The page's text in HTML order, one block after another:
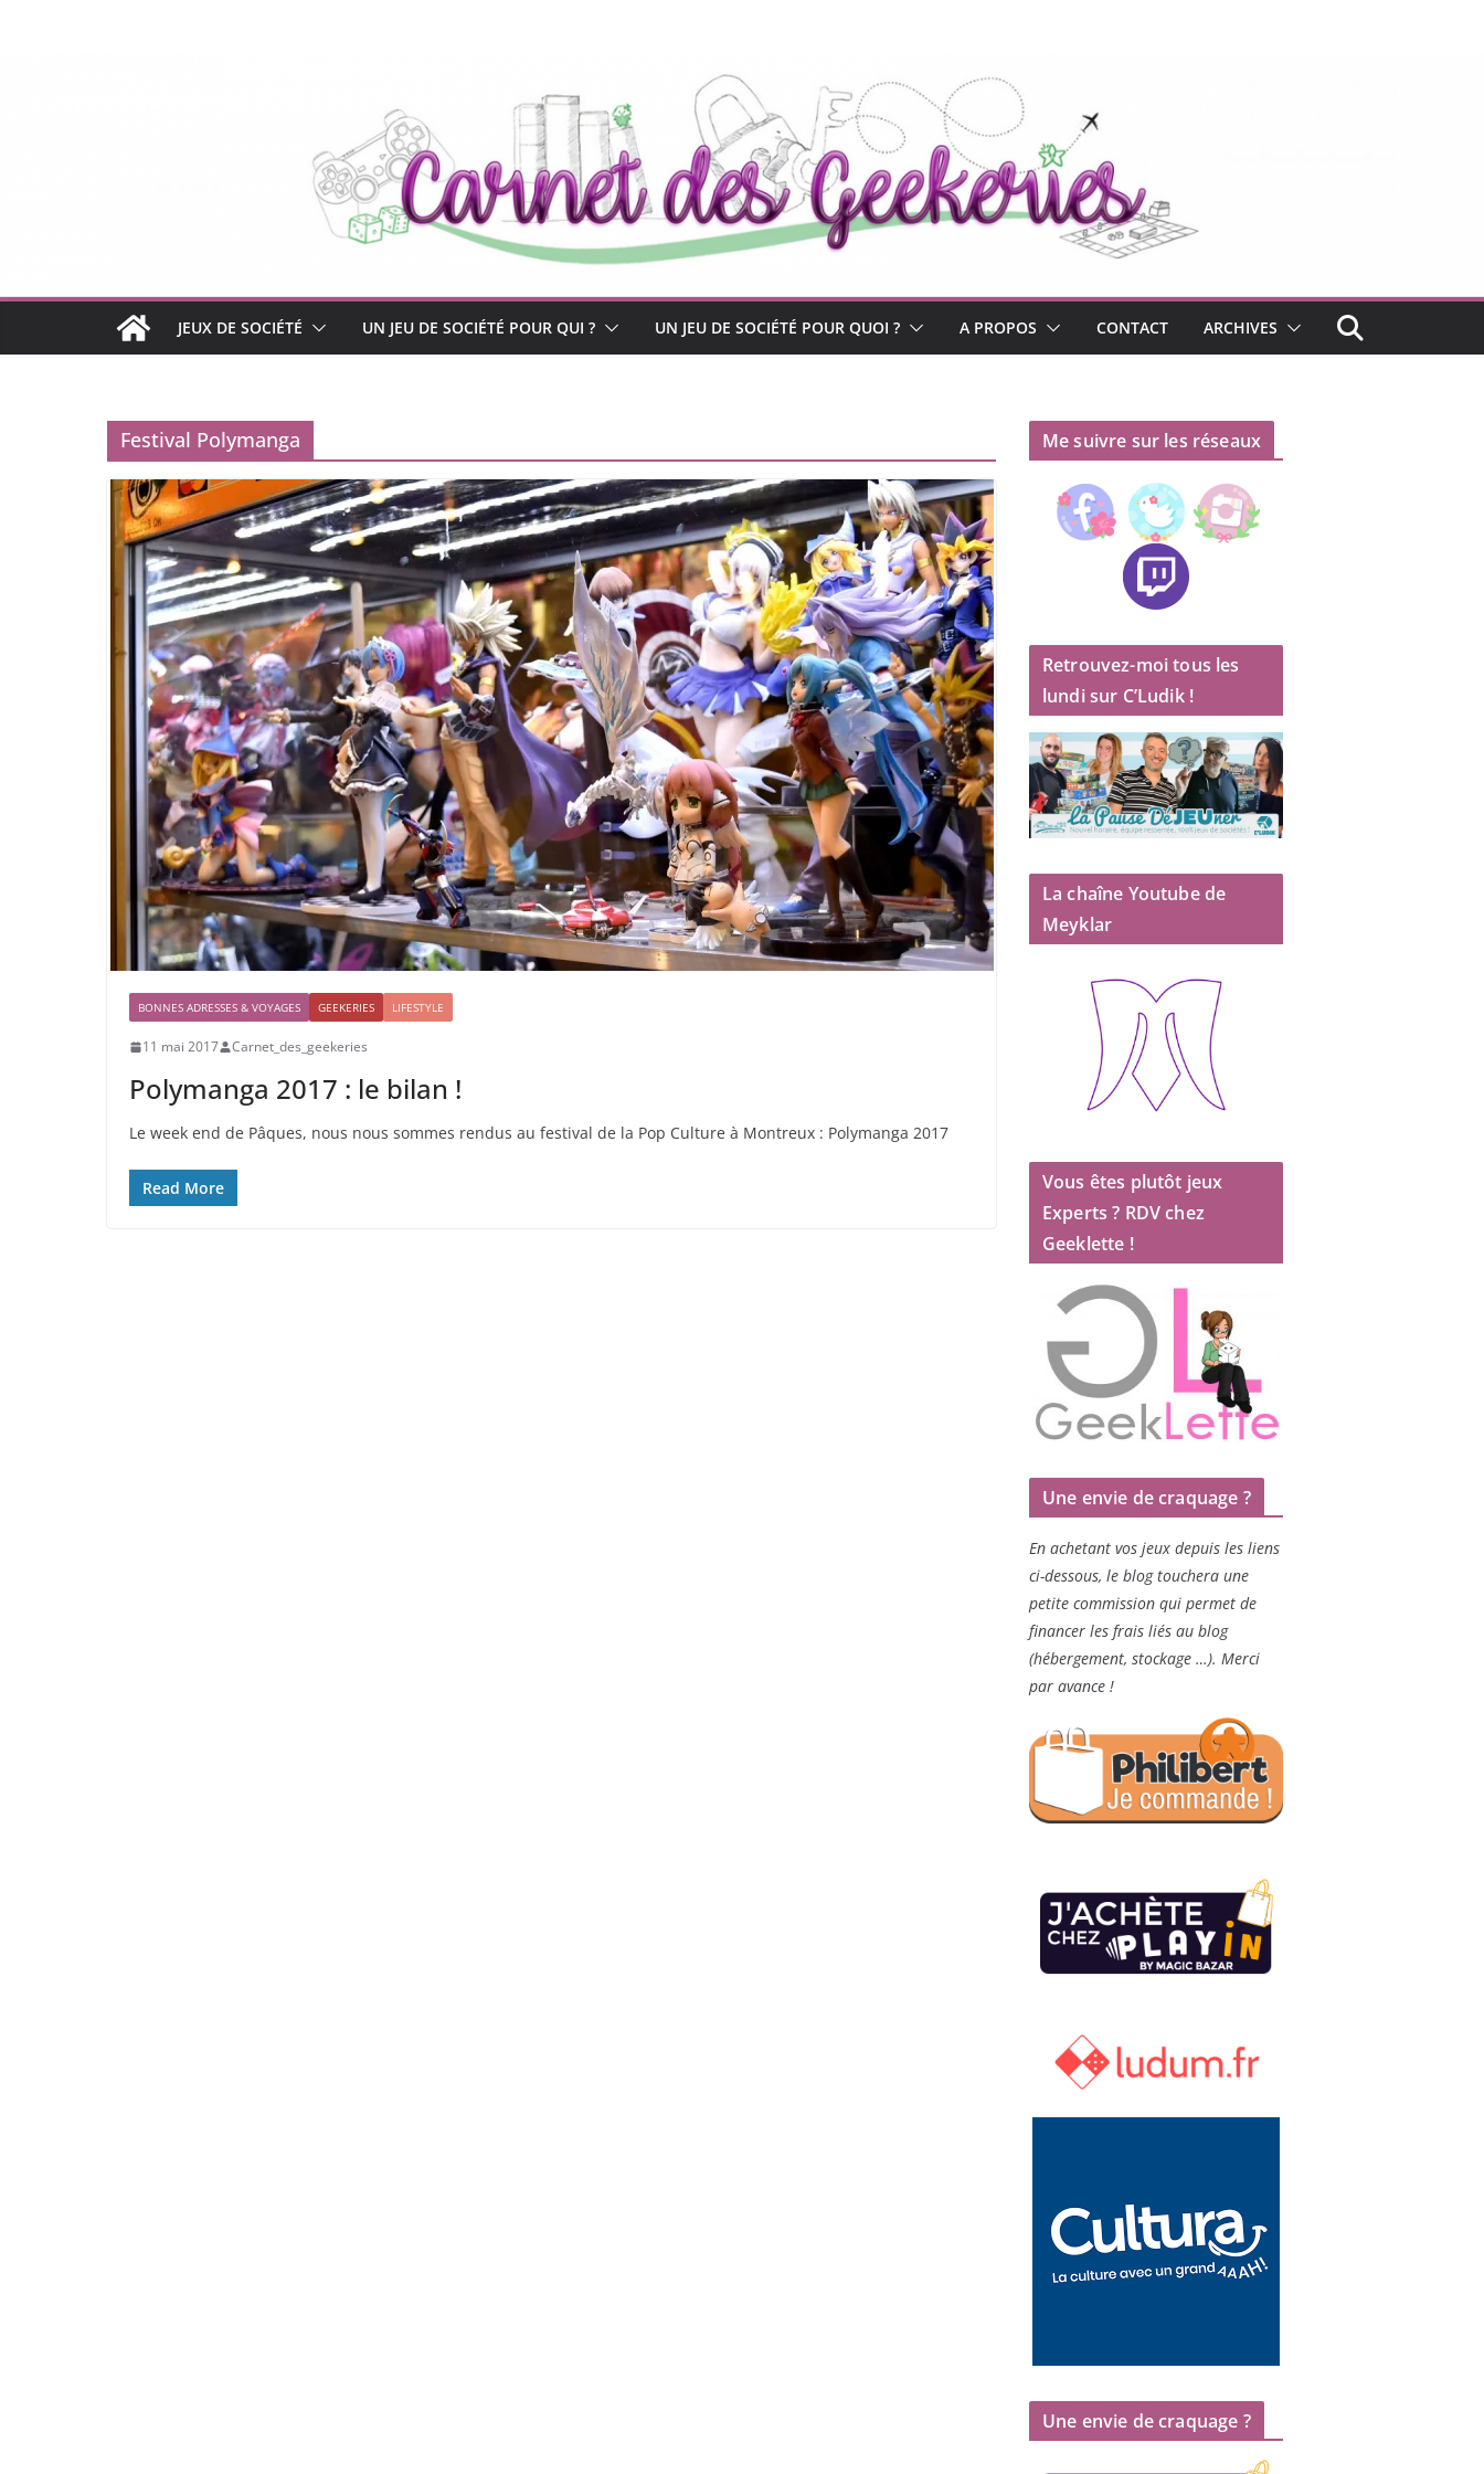
JEUX DE SOCIÉTÉ UN JEU DE SOCIÉTÉ POUR QUI ? UN JEU DE SOCIÉTÉ POUR QUOI ? A PROPOS CONTACT ARCHIVES
Festival Polymanga
BONNES ADRESSES & VOYAGES GEEKERIES LIFESTYLE
11 mai 2017 Carnet_des_geekeries
Polymanga 2017 : le bilan !
Le week end de Pâques, nous nous sommes rendus au festival de la Pop Culture à Montreux : Polymanga 2017
Read More
Me suivre sur les réseaux
Retrouvez-moi tous les
lundi sur C’Ludik !
La chaîne Youtube de
Meyklar
Vous êtes plutôt jeux
Experts ? RDV chez
Geeklette !
Une envie de craquage ?
En achetant vos jeux depuis les liens
ci-dessous, le blog touchera une
petite commission qui permet de
financer les frais liés au blog
(hébergement, stockage …). Merci
par avance !
Une envie de craquage ?